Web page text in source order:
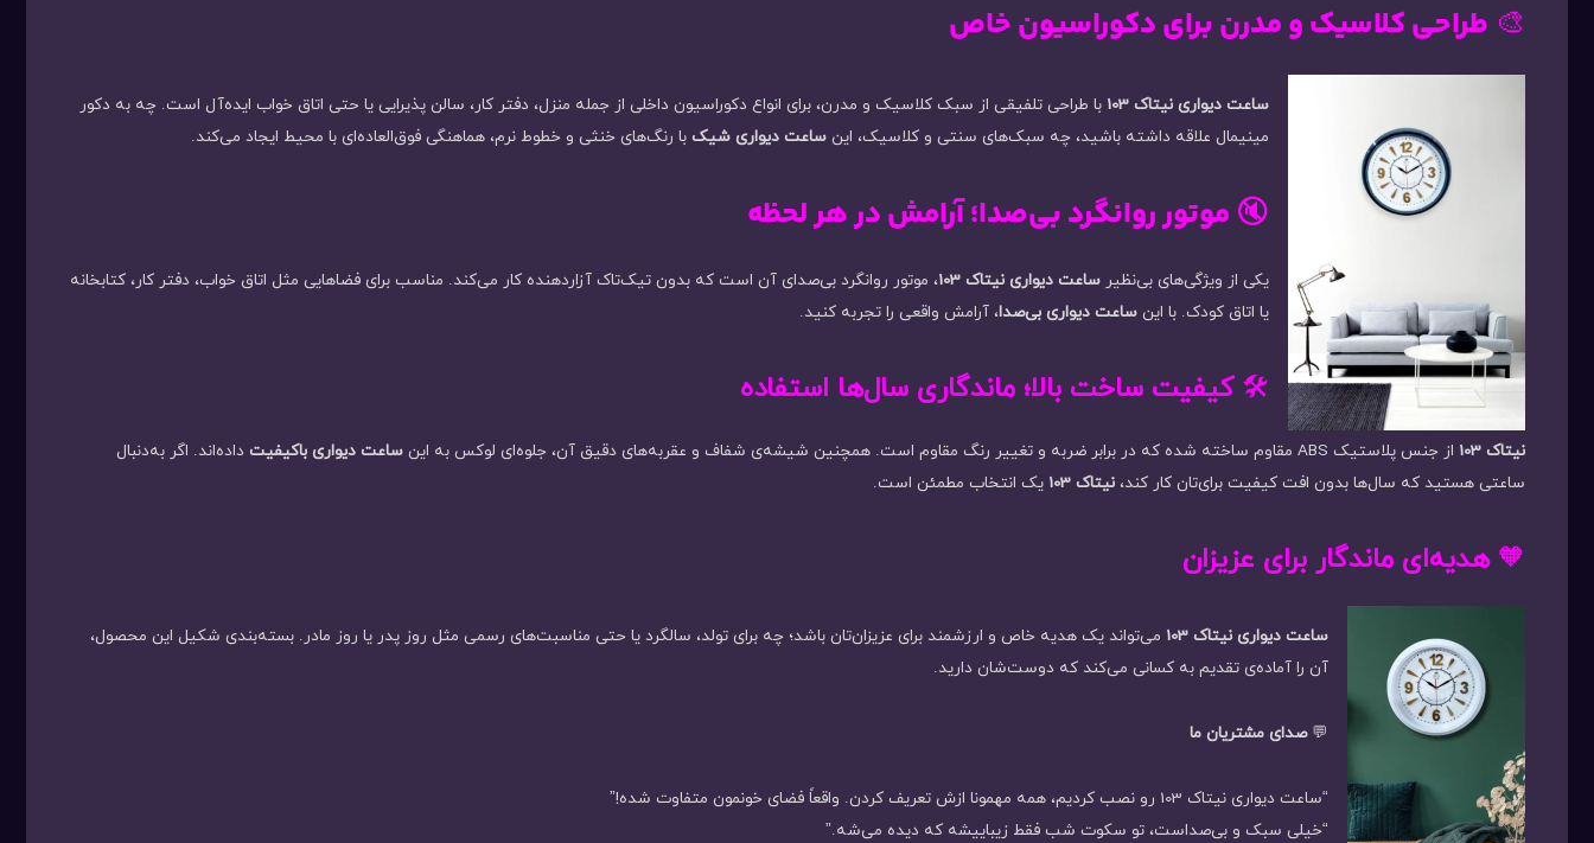
🎨 طراحی کلاسیک و مدرن برای دکوراسیون خاص
ساعت دیواری نیتاک 103
با طراحی تلفیقی از سبک کلاسیک و مدرن، برای انواع دکوراسیون داخلی از جمله منزل، دفتر کار، سالن پذیرایی یا حتی اتاق خواب ایده‌آل است. چه به دکور
مینیمال علاقه داشته باشید، چه سبک‌های سنتی و کلاسیک، این ساعت دیواری شیک با رنگ‌های خنثی و خطوط نرم، هماهنگی فوق‌العاده‌ای با محیط ایجاد می‌کند.
🔇 موتور روانگرد بی‌صدا؛ آرامش در هر لحظه
یکی از ویژگی‌های بی‌نظیر ساعت دیواری نیتاک 103
، موتور روانگرد بی‌صدای آن است که بدون تیک‌تاک آزاردهنده کار می‌کند. مناسب برای فضاهایی مثل اتاق خواب، دفتر کار، کتابخانه
یا اتاق کودک. با این ساعت دیواری بی‌صدا، آرامش واقعی را تجربه کنید.
🛠️کیفیت ساخت بالا؛ ماندگاری سال‌ها استفاده
نیتاک 103 از جنس پلاستیک ABS مقاوم ساخته شده که در برابر ضربه و تغییر رنگ مقاوم است. همچنین شیشه‌ی شفاف و عقربه‌های دقیق آن، جلوه‌ای لوکس به این ساعت دیواری باکیفیت داده‌اند. اگر به‌دنبال
ساعتی هستید که سال‌ها بدون افت کیفیت برای‌تان کار کند، نیتاک 103 یک انتخاب مطمئن است.
🧡هدیه‌ای ماندگار برای عزیزان
ساعت دیواری نیتاک 103
می‌تواند یک هدیه خاص و ارزشمند برای عزیزان‌تان باشد؛ چه برای تولد، سالگرد یا حتی مناسبت‌های رسمی مثل روز پدر یا روز مادر. بسته‌بندی شکیل این محصول،
آن را آماده‌ی تقدیم به کسانی می‌کند که دوست‌شان دارید.
💬صدای مشتریان ما
“ساعت دیواری نیتاک 103 رو نصب کردیم، همه مهمونا ازش تعریف کردن. واقعاً فضای خونمون متفاوت شده!”
“خیلی سبک و بی‌صداست، تو سکوت شب فقط زیباییشه که دیده می‌شه.”